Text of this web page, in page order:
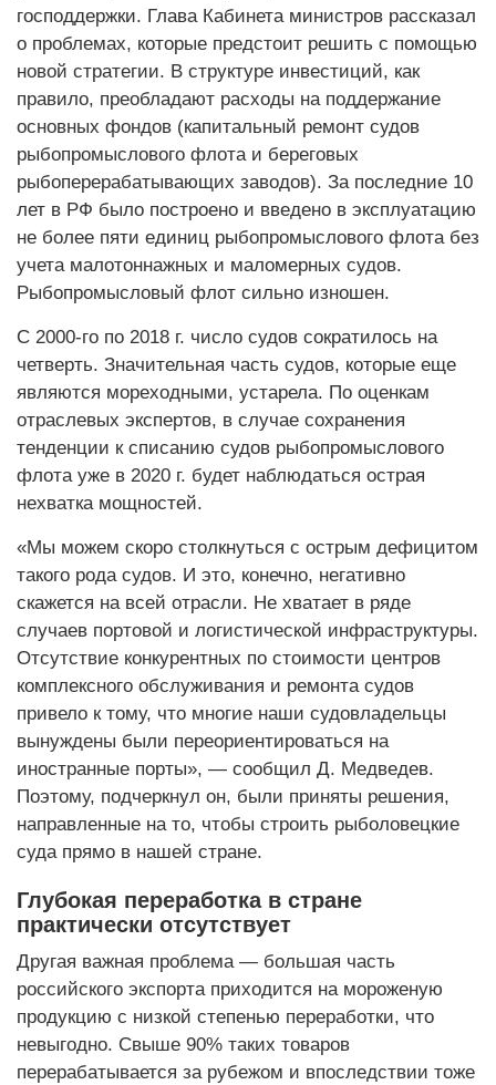
господдержки. Глава Кабинета министров рассказал
о проблемах, которые предстоит решить с помощью
новой стратегии. В структуре инвестиций, как
правило, преобладают расходы на поддержание
основных фондов (капитальный ремонт судов
рыбопромыслового флота и береговых
рыбоперерабатывающих заводов). За последние 10
лет в РФ было построено и введено в эксплуатацию
не более пяти единиц рыбопромыслового флота без
учета малотоннажных и маломерных судов.
Рыбопромысловый флот сильно изношен.
С 2000-го по 2018 г. число судов сократилось на
четверть. Значительная часть судов, которые еще
являются мореходными, устарела. По оценкам
отраслевых экспертов, в случае сохранения
тенденции к списанию судов рыбопромыслового
флота уже в 2020 г. будет наблюдаться острая
нехватка мощностей.
«Мы можем скоро столкнуться с острым дефицитом
такого рода судов. И это, конечно, негативно
скажется на всей отрасли. Не хватает в ряде
случаев портовой и логистической инфраструктуры.
Отсутствие конкурентных по стоимости центров
комплексного обслуживания и ремонта судов
привело к тому, что многие наши судовладельцы
вынуждены были переориентироваться на
иностранные порты», — сообщил Д. Медведев.
Поэтому, подчеркнул он, были приняты решения,
направленные на то, чтобы строить рыболовецкие
суда прямо в нашей стране.
Глубокая переработка в стране
практически отсутствует
Другая важная проблема — большая часть
российского экспорта приходится на мороженую
продукцию с низкой степенью переработки, что
невыгодно. Свыше 90% таких товаров
перерабатывается за рубежом и впоследствии тоже